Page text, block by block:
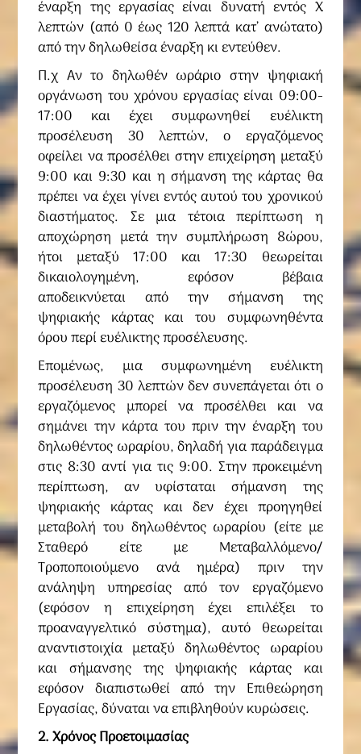
έναρξη της εργασίας είναι δυνατή εντός X
λεπτών (από 0 έως 120 λεπτά κατ’ ανώτατο)
από την δηλωθείσα έναρξη κι εντεύθεν.
Π.χ Αν το δηλωθέν ωράριο στην ψηφιακή
οργάνωση του χρόνου εργασίας είναι 09:00-
17:00 και έχει συμφωνηθεί ευέλικτη
προσέλευση 30 λεπτών, ο εργαζόμενος
οφείλει να προσέλθει στην επιχείρηση μεταξύ
9:00 και 9:30 και η σήμανση της κάρτας θα
πρέπει να έχει γίνει εντός αυτού του χρονικού
διαστήματος. Σε μια τέτοια περίπτωση η
αποχώρηση μετά την συμπλήρωση 8ώρου,
ήτοι μεταξύ 17:00 και 17:30 θεωρείται
δικαιολογημένη, εφόσον βέβαια
αποδεικνύεται από την σήμανση της
ψηφιακής κάρτας και του συμφωνηθέντα
όρου περί ευέλικτης προσέλευσης.
Επομένως, μια συμφωνημένη ευέλικτη
προσέλευση 30 λεπτών δεν συνεπάγεται ότι ο
εργαζόμενος μπορεί να προσέλθει και να
σημάνει την κάρτα του πριν την έναρξη του
δηλωθέντος ωραρίου, δηλαδή για παράδειγμα
στις 8:30 αντί για τις 9:00. Στην προκειμένη
περίπτωση, αν υφίσταται σήμανση της
ψηφιακής κάρτας και δεν έχει προηγηθεί
μεταβολή του δηλωθέντος ωραρίου (είτε με
Σταθερό είτε με Μεταβαλλόμενο/
Τροποποιούμενο ανά ημέρα) πριν την
ανάληψη υπηρεσίας από τον εργαζόμενο
(εφόσον η επιχείρηση έχει επιλέξει το
προαναγγελτικό σύστημα), αυτό θεωρείται
αναντιστοιχία μεταξύ δηλωθέντος ωραρίου
και σήμανσης της ψηφιακής κάρτας και
εφόσον διαπιστωθεί από την Επιθεώρηση
Εργασίας, δύναται να επιβληθούν κυρώσεις.
2. Χρόνος Προετοιμασίας